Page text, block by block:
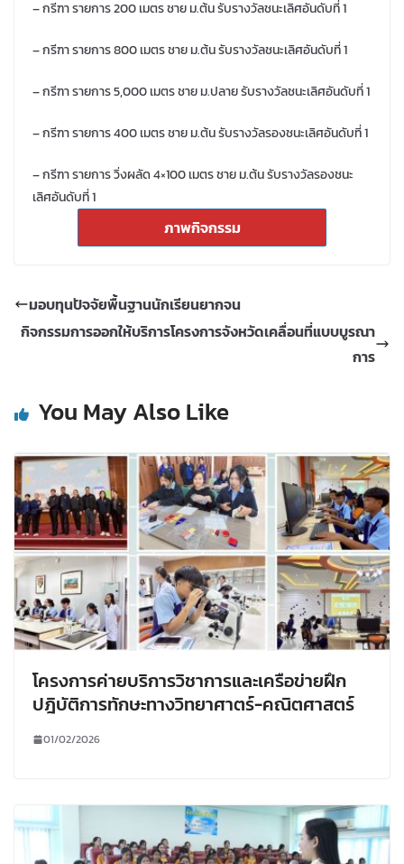
– กรีฑา รายการ 200 เมตร ชาย ม.ต้น รับรางวัลชนะเลิศอันดับที่ 1
– กรีฑา รายการ 800 เมตร ชาย ม.ต้น รับรางวัลชนะเลิศอันดับที่ 1
– กรีฑา รายการ 5,000 เมตร ชาย ม.ปลาย รับรางวัลชนะเลิศอันดับที่ 1
– กรีฑา รายการ 400 เมตร ชาย ม.ต้น รับรางวัลรองชนะเลิศอันดับที่ 1
– กรีฑา รายการ วิ่งผลัด 4×100 เมตร ชาย ม.ต้น รับรางวัลรองชนะ
เลิศอันดับที่ 1
ภาพกิจกรรม
มอบทุนปัจจัยพื้นฐานนักเรียนยากจน
กิจกรรมการออกให้บริการโครงการจังหวัดเคลื่อนที่แบบบูรณา
การ
You May Also Like
โครงการค่ายบริการวิชาการและเครือข่ายฝึก
ปฎิบัติการทักษะทางวิทยาศาตร์-คณิตศาสตร์
01/02/2026